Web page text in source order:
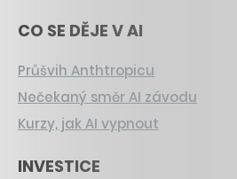
CO SE DĚJE V AI
Průšvih Anthtropicu
Nečekaný směr AI závodu
Kurzy, jak AI vypnout
INVESTICE